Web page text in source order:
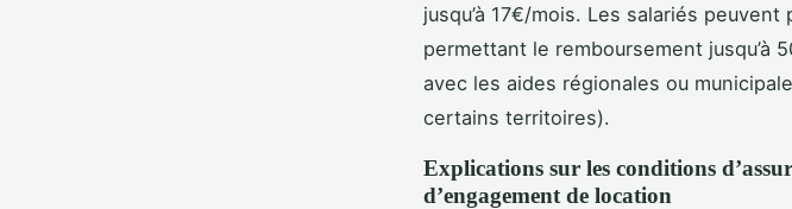
jusqu’à 17€/mois. Les salariés peuvent
permettant le remboursement jusqu’à
avec les aides régionales ou
certains territoires).
Explications sur les conditions
d’engagement de location